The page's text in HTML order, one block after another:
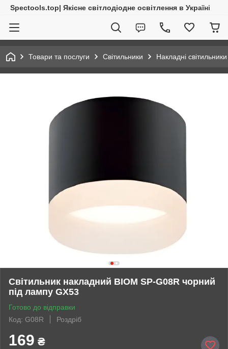
Spectools.top| Якісне світлодіодне освітлення в Україні
Товари та послуги Світильники Накладні світильники
Світильник накладний BIOM SP-G08R чорний
під лампу GX53
Готово до відправки
Код: G08R
Роздріб
169 ₴